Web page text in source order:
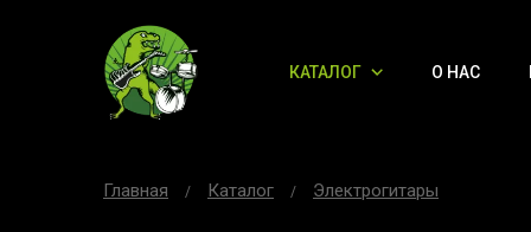
КАТАЛОГ О НАС
Главная Каталог Электрогитары